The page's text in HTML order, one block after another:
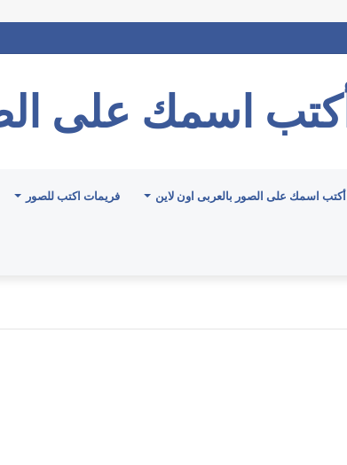
أكتب اسمك على
أكتب اسمك على الصور بالعربى اون لاين فريمات اكتب للصور